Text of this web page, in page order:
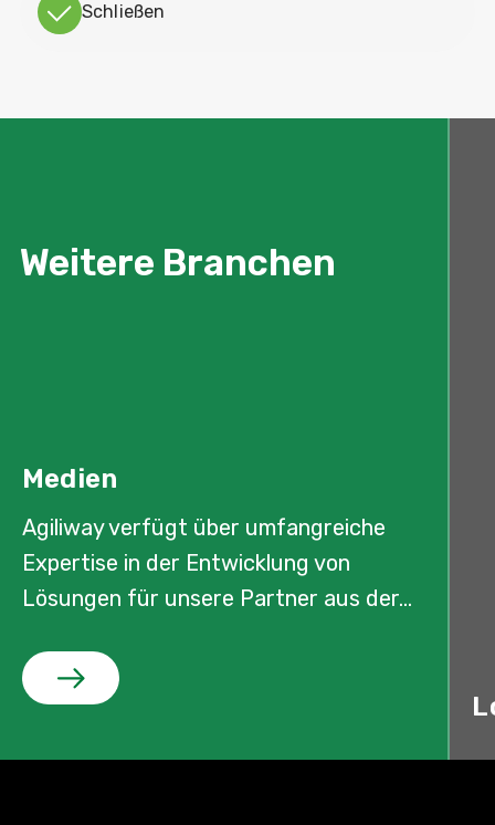
Schließen
Weitere Branchen
Medien
Agiliway verfügt über umfangreiche
Expertise in der Entwicklung von
Lösungen für unsere Partner aus der...